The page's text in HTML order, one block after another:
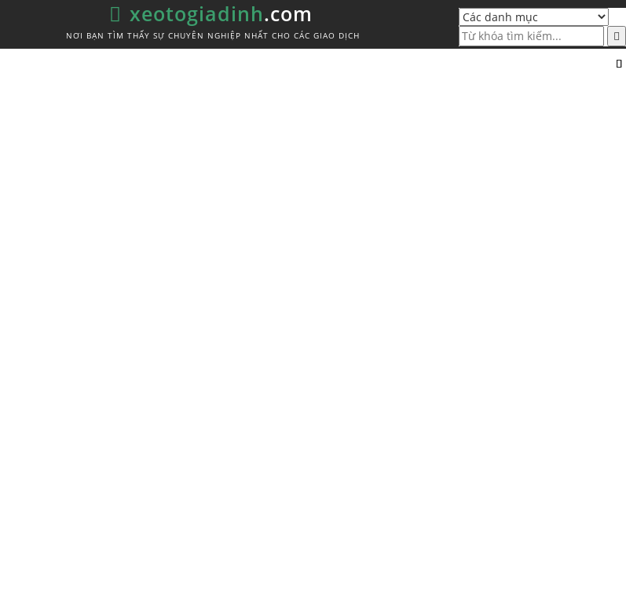
xeotogiadinh.com
NƠI BẠN TÌM THẤY SỰ CHUYÊN NGHIỆP NHẤT CHO CÁC GIAO DỊCH